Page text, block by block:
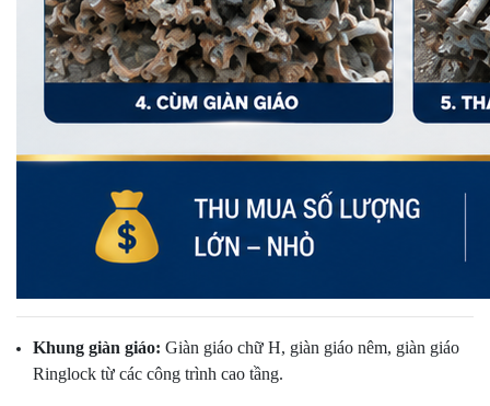
Khung giàn giáo: Giàn giáo chữ H, giàn giáo nêm, giàn giáo
Ringlock từ các công trình cao tầng.